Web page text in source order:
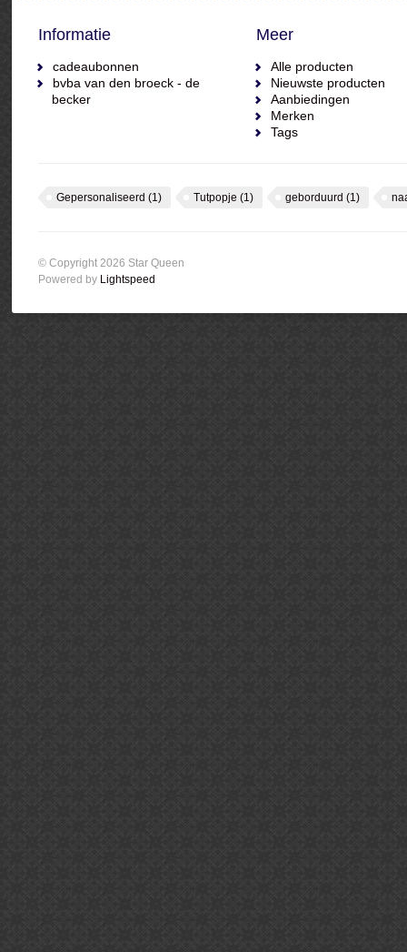
Informatie
cadeaubonnen
bvba van den broeck - de
becker
Meer
Alle producten
Nieuwste producten
Aanbiedingen
Merken
Tags
Gepersonaliseerd (1) Tutpopje (1) geborduurd (1)
© Copyright 2026 Star Queen
Powered by Lightspeed